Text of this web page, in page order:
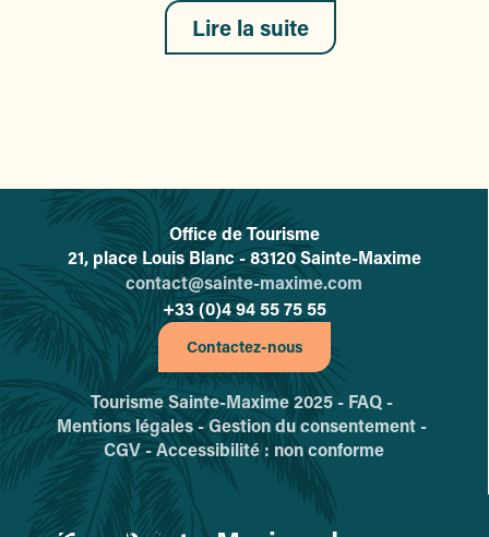
Lire la suite
L'office de tourisme de Sainte-
Office de Tourisme
21, place Louis Blanc - 83120 Sainte-Maxime
contact@sainte-maxime.com
+33 (0)4 94 55 75 55
Contactez-nous
Tourisme Sainte-Maxime 2025 - FAQ -
Mentions légales -Gestion du consentement -
CGV -Accessibilité : non conforme